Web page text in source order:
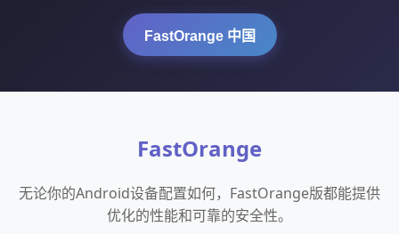
FastOrange 中国
FastOrange
无论你的Android设备配置如何，FastOrange版都能提供
优化的性能和可靠的安全性。